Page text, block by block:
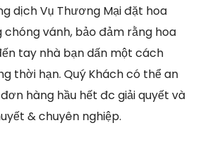
dịch Vụ Thương Mại đặt hoa
chóng vánh, bảo đảm rằng hoa
tay nhà bạn dấn một cách
thời hạn. Quý Khách có thể an
hàng hầu hết đc giải quyết và
& chuyên nghiệp.